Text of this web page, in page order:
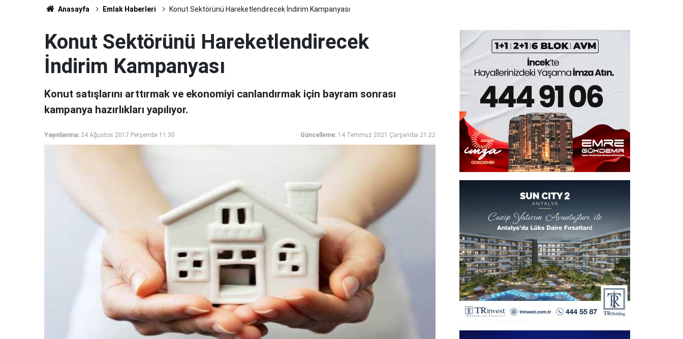
Anasayfa Emlak Haberleri Konut Sektörünü Hareketlendirecek İndirim Kampanyası
Konut Sektörünü Hareketlendirecek
İndirim Kampanyası
Konut satışlarını arttırmak ve ekonomiyi canlandırmak için bayram sonrası
kampanya hazırlıkları yapılıyor.
Yayınlanma: 24 Ağustos 2017 Perşembe 11:30 Güncelleme: 14 Temmuz 2021 Çarşamba 21:22